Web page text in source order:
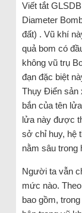
Viết tắt
Diameter
đất) . Vũ khí
quả bom có
không vũ trụ
đạn đặc biệt
Thụy Điển sản
bắn của tên
lửa này được
sở chỉ huy, hệ
nằm sâu trong
Người ta vẫn
mức nào.
bao gồm,